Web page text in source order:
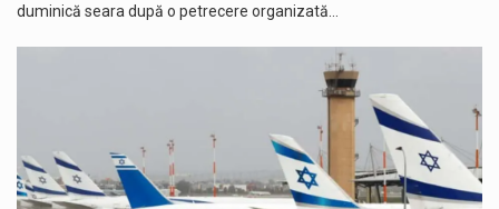
duminică seara după o petrecere organizată…